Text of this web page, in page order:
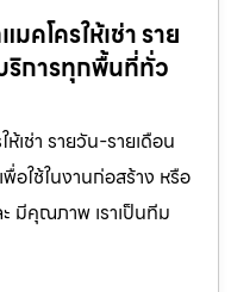
คโครให้เช่า ราย
ริการทุกพื้นที่ทั่ว
เช่า รายวัน-รายเดือน
ใช้ในงานก่อสร้าง หรือ
มีคุณภาพ เราเป็นทีม